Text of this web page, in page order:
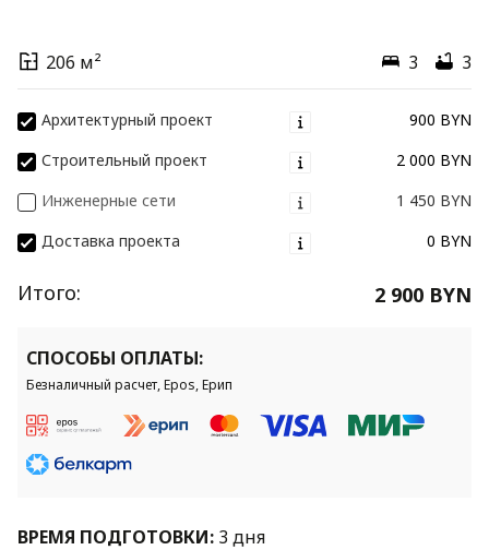
206 м² 3 3
Архитектурный проект
900 BYN
Строительный проект
2 000 BYN
Инженерные сети
1 450 BYN
Доставка проекта
0 BYN
Итого: 2 900 BYN
СПОСОБЫ ОПЛАТЫ:
Безналичный расчет, Epos, Ерип
ВРЕМЯ ПОДГОТОВКИ: 3 дня